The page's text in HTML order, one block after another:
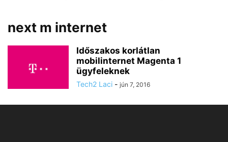
next m internet
Időszakos korlátlan
mobilinternet Magenta 1
ügyfeleknek
Tech2 Laci - jún 7, 2016